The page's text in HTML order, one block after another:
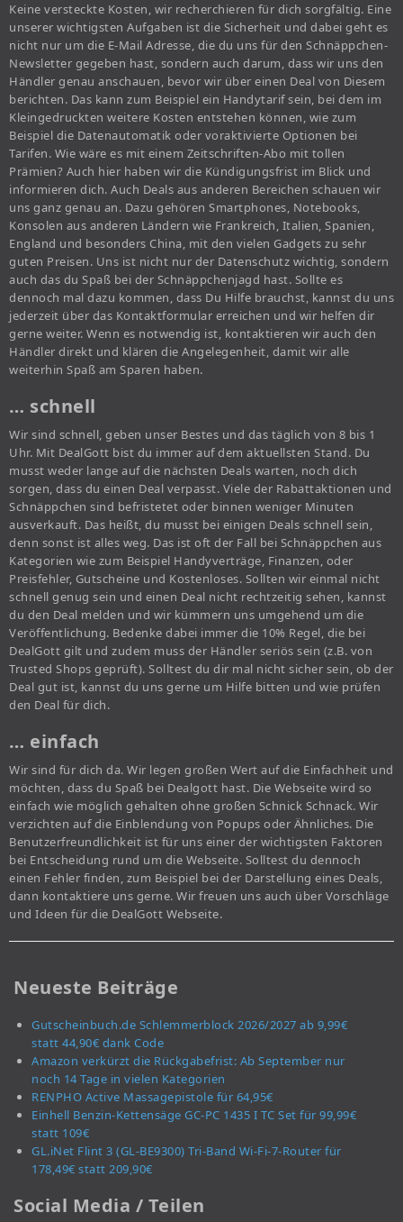
Keine versteckte Kosten, wir recherchieren für dich sorgfältig. Eine
unserer wichtigsten Aufgaben ist die Sicherheit und dabei geht es
nicht nur um die E-Mail Adresse, die du uns für den Schnäppchen-
Newsletter gegeben hast, sondern auch darum, dass wir uns den
Händler genau anschauen, bevor wir über einen Deal von Diesem
berichten. Das kann zum Beispiel ein Handytarif sein, bei dem im
Kleingedruckten weitere Kosten entstehen können, wie zum
Beispiel die Datenautomatik oder voraktivierte Optionen bei
Tarifen. Wie wäre es mit einem Zeitschriften-Abo mit tollen
Prämien? Auch hier haben wir die Kündigungsfrist im Blick und
informieren dich. Auch Deals aus anderen Bereichen schauen wir
uns ganz genau an. Dazu gehören Smartphones, Notebooks,
Konsolen aus anderen Ländern wie Frankreich, Italien, Spanien,
England und besonders China, mit den vielen Gadgets zu sehr
guten Preisen. Uns ist nicht nur der Datenschutz wichtig, sondern
auch das du Spaß bei der Schnäppchenjagd hast. Sollte es
dennoch mal dazu kommen, dass Du Hilfe brauchst, kannst du uns
jederzeit über das Kontaktformular erreichen und wir helfen dir
gerne weiter. Wenn es notwendig ist, kontaktieren wir auch den
Händler direkt und klären die Angelegenheit, damit wir alle
weiterhin Spaß am Sparen haben.
… schnell
Wir sind schnell, geben unser Bestes und das täglich von 8 bis 1
Uhr. Mit DealGott bist du immer auf dem aktuellsten Stand. Du
musst weder lange auf die nächsten Deals warten, noch dich
sorgen, dass du einen Deal verpasst. Viele der Rabattaktionen und
Schnäppchen sind befristetet oder binnen weniger Minuten
ausverkauft. Das heißt, du musst bei einigen Deals schnell sein,
denn sonst ist alles weg. Das ist oft der Fall bei Schnäppchen aus
Kategorien wie zum Beispiel Handyverträge, Finanzen, oder
Preisfehler, Gutscheine und Kostenloses. Sollten wir einmal nicht
schnell genug sein und einen Deal nicht rechtzeitig sehen, kannst
du den Deal melden und wir kümmern uns umgehend um die
Veröffentlichung. Bedenke dabei immer die 10% Regel, die bei
DealGott gilt und zudem muss der Händler seriös sein (z.B. von
Trusted Shops geprüft). Solltest du dir mal nicht sicher sein, ob der
Deal gut ist, kannst du uns gerne um Hilfe bitten und wie prüfen
den Deal für dich.
… einfach
Wir sind für dich da. Wir legen großen Wert auf die Einfachheit und
möchten, dass du Spaß bei Dealgott hast. Die Webseite wird so
einfach wie möglich gehalten ohne großen Schnick Schnack. Wir
verzichten auf die Einblendung von Popups oder Ähnliches. Die
Benutzerfreundlichkeit ist für uns einer der wichtigsten Faktoren
bei Entscheidung rund um die Webseite. Solltest du dennoch
einen Fehler finden, zum Beispiel bei der Darstellung eines Deals,
dann kontaktiere uns gerne. Wir freuen uns auch über Vorschläge
und Ideen für die DealGott Webseite.
Neueste Beiträge
Gutscheinbuch.de Schlemmerblock 2026/2027 ab 9,99€
statt 44,90€ dank Code
Amazon verkürzt die Rückgabefrist: Ab September nur
noch 14 Tage in vielen Kategorien
RENPHO Active Massagepistole für 64,95€
Einhell Benzin-Kettensäge GC-PC 1435 I TC Set für 99,99€
statt 109€
GL.iNet Flint 3 (GL-BE9300) Tri-Band Wi-Fi-7-Router für
178,49€ statt 209,90€
Social Media / Teilen